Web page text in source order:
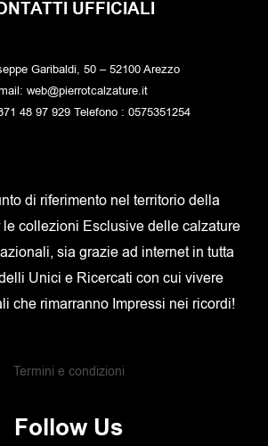
UFFICIALI
Garibaldi, 50 – 52100 Arezzo
web@pierrotcalzature.it
48 97 929 Telefono : 0575351254
di riferimento nel territorio della
le collezioni Esclusive delle calzature
sia grazie ad internet in tutta
Unici e Ricercati con cui vivere
che rimarranno Impressi nei ricordi!
Termini e condizioni
Follow Us